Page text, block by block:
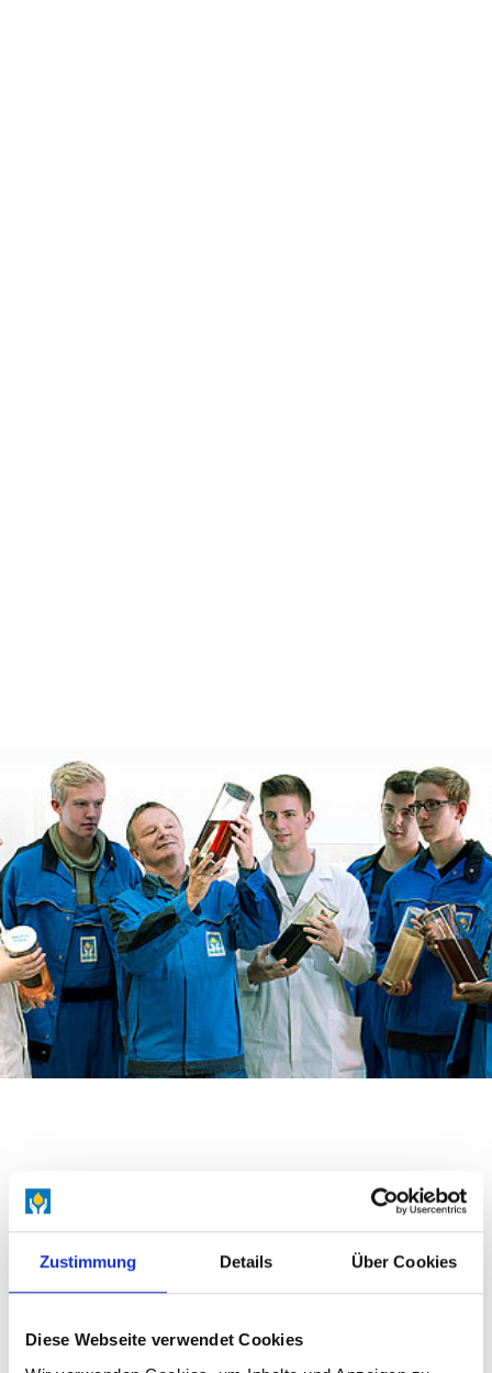
Zustimmung Details Über Cookies
Diese Webseite verwendet Cookies
DAS SIND
UNSERE WERTE
unser Ziel. Dafür halten wir unsere